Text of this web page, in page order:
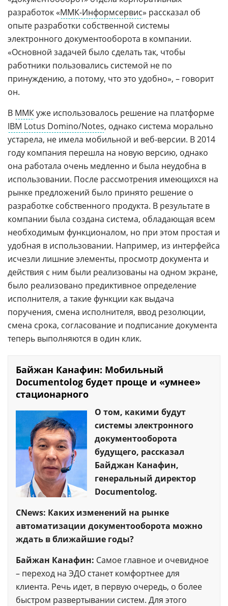
разработок «ММК-Информсервис» рассказал об
опыте разработки собственной системы
электронного документооборота в компании.
«Основной задачей было сделать так, чтобы
работники пользовались системой не по
принуждению, а потому, что это удобно», – говорит
он.
В ММКуже использовалось решение на платформе
IBM Lotus Domino/Notes, однако система морально
устарела, не имела мобильной и веб-версии. В 2014
году компания перешла на новую версию, однако
она работала очень медленно и была неудобна в
использовании. После рассмотрения имеющихся на
рынке предложений было принято решение о
разработке собственного продукта. В результате в
компании была создана система, обладающая всем
необходимым функционалом, но при этом простая и
удобная в использовании. Например, из интерфейса
исчезли лишние элементы, просмотр документа и
действия с ним были реализованы на одном экране,
было реализовано предиктивное определение
исполнителя, а такие функции как выдача
поручения, смена исполнителя, ввод резолюции,
смена срока, согласование и подписание документа
теперь выполняются в один клик.
Байжан Канафин: Мобильный
Documentolog будет проще и «умнее»
стационарного
О том, какими будут
системы электронного
документооборота
будущего, рассказал
Байджан Канафин,
генеральный директор
Documentolog.
CNews: Каких изменений на рынке
автоматизации документооборота можно
ждать в ближайшие годы?
Байжан Канафин: Самое главное и очевидное
– переход на ЭДО станет комфортнее для
клиента. Речь идет, в первую очередь, о более
быстром развертывании систем. Для этого